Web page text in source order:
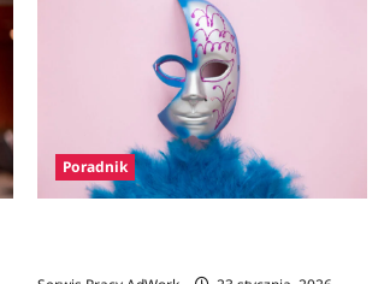
dla
kogo
to
dobre
rozwiązanie?
Poradnik